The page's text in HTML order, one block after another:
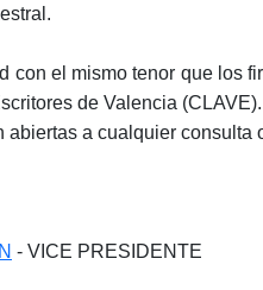
con el mismo tenor que los
de Valencia (CLAVE).
a cualquier consulta
- VICE PRESIDENTE